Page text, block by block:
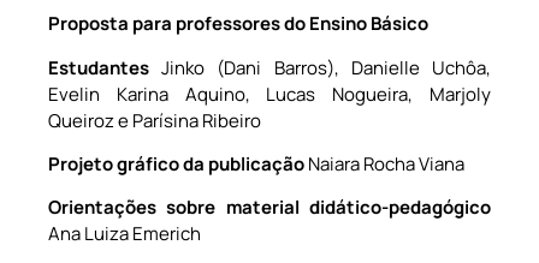
Proposta para professores do Ensino Básico
EstudantesJinko (Dani Barros), Danielle Uchôa,
Evelin Karina Aquino, Lucas Nogueira, Marjoly
Queiroz e Parísina Ribeiro
Projeto gráfico da publicaçãoNaiara Rocha Viana
Orientações sobre material didático-pedagógico
Ana Luiza Emerich